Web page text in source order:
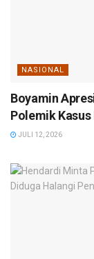
NASIONAL
Boyamin
Polemik
JULI 12, 2026